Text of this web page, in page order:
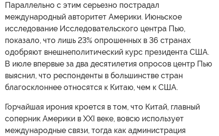
Параллельно с этим серьезно пострадал
международный авторитет Америки. Июньское
исследование Исследовательского центра Пью,
показало, что лишь 23% опрошенных в 36 странах
одобряют внешнеполитический курс президента США.
В июле впервые за два десятилетия опросов центр Пью
выяснил, что респонденты в большинстве стран
благосклоннее относятся к Китаю, чем к США.
Горчайшая ирония кроется в том, что Китай, главный
соперник Америки в XXI веке, вовсю использует
международные связи, тогда как администрация